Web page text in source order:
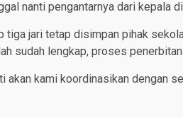
nanti pengantarnya dari kepala
tiga jari tetap disimpan pihak
sudah lengkap, proses
akan kami koordinasikan dengan